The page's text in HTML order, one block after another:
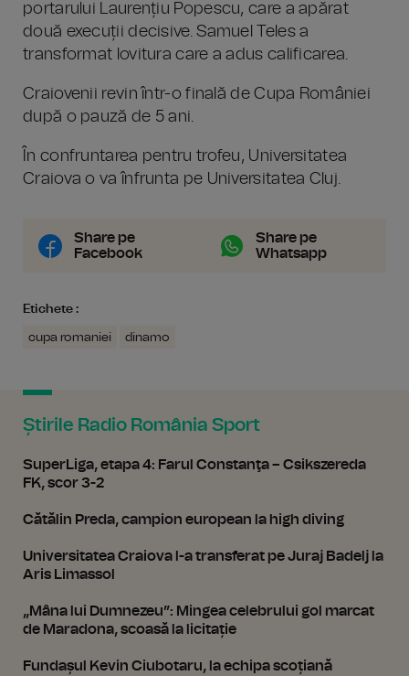
portarului Laurențiu Popescu, care a apărat
două execuții decisive. Samuel Teles a
transformat lovitura care a adus calificarea.
Craiovenii revin într-o finală de Cupa României
după o pauză de 5 ani.
În confruntarea pentru trofeu, Universitatea
Craiova o va înfrunta pe Universitatea Cluj.
Share pe
Facebook
Share pe
Whatsapp
Etichete :
cupa romaniei dinamo
Știrile Radio România Sport
SuperLiga, etapa 4: Farul Constanţa – Csikszereda
FK, scor 3-2
Cătălin Preda, campion european la high diving
Universitatea Craiova l-a transferat pe Juraj Badelj la
Aris Limassol
„Mâna lui Dumnezeu”: Mingea celebrului gol marcat
de Maradona, scoasă la licitație
Fundașul Kevin Ciubotaru, la echipa scoțiană